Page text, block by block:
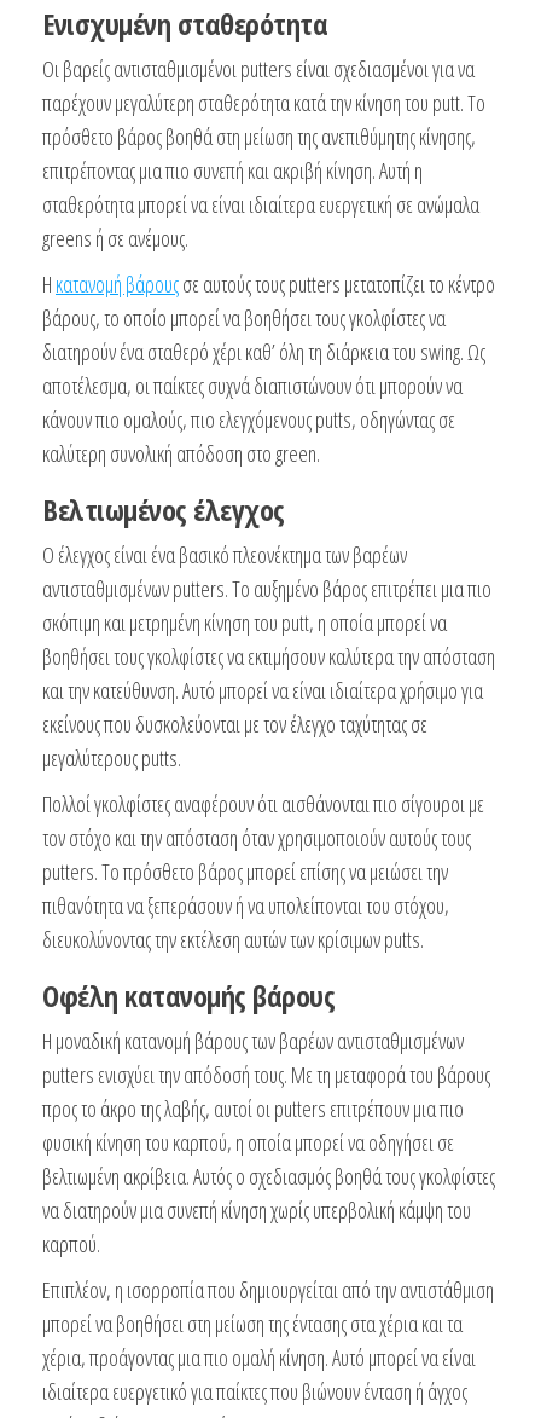
Ενισχυμένη σταθερότητα
Οι βαρείς αντισταθμισμένοι putters είναι σχεδιασμένοι για να
παρέχουν μεγαλύτερη σταθερότητα κατά την κίνηση του putt. Το
πρόσθετο βάρος βοηθά στη μείωση της ανεπιθύμητης κίνησης,
επιτρέποντας μια πιο συνεπή και ακριβή κίνηση. Αυτή η
σταθερότητα μπορεί να είναι ιδιαίτερα ευεργετική σε ανώμαλα
greens ή σε ανέμους.
Η κατανομή βάρουςσε αυτούς τους putters μετατοπίζει το κέντρο
βάρους, το οποίο μπορεί να βοηθήσει τους γκολφίστες να
διατηρούν ένα σταθερό χέρι καθ’ όλη τη διάρκεια του swing. Ως
αποτέλεσμα, οι παίκτες συχνά διαπιστώνουν ότι μπορούν να
κάνουν πιο ομαλούς, πιο ελεγχόμενους putts, οδηγώντας σε
καλύτερη συνολική απόδοση στο green.
Βελτιωμένος έλεγχος
Ο έλεγχος είναι ένα βασικό πλεονέκτημα των βαρέων
αντισταθμισμένων putters. Το αυξημένο βάρος επιτρέπει μια πιο
σκόπιμη και μετρημένη κίνηση του putt, η οποία μπορεί να
βοηθήσει τους γκολφίστες να εκτιμήσουν καλύτερα την απόσταση
και την κατεύθυνση. Αυτό μπορεί να είναι ιδιαίτερα χρήσιμο για
εκείνους που δυσκολεύονται με τον έλεγχο ταχύτητας σε
μεγαλύτερους putts.
Πολλοί γκολφίστες αναφέρουν ότι αισθάνονται πιο σίγουροι με
τον στόχο και την απόσταση όταν χρησιμοποιούν αυτούς τους
putters. Το πρόσθετο βάρος μπορεί επίσης να μειώσει την
πιθανότητα να ξεπεράσουν ή να υπολείπονται του στόχου,
διευκολύνοντας την εκτέλεση αυτών των κρίσιμων putts.
Οφέλη κατανομής βάρους
Η μοναδική κατανομή βάρους των βαρέων αντισταθμισμένων
putters ενισχύει την απόδοσή τους. Με τη μεταφορά του βάρους
προς το άκρο της λαβής, αυτοί οι putters επιτρέπουν μια πιο
φυσική κίνηση του καρπού, η οποία μπορεί να οδηγήσει σε
βελτιωμένη ακρίβεια. Αυτός ο σχεδιασμός βοηθά τους γκολφίστες
να διατηρούν μια συνεπή κίνηση χωρίς υπερβολική κάμψη του
καρπού.
Επιπλέον, η ισορροπία που δημιουργείται από την αντιστάθμιση
μπορεί να βοηθήσει στη μείωση της έντασης στα χέρια και τα
χέρια, προάγοντας μια πιο ομαλή κίνηση. Αυτό μπορεί να είναι
ιδιαίτερα ευεργετικό για παίκτες που βιώνουν ένταση ή άγχος